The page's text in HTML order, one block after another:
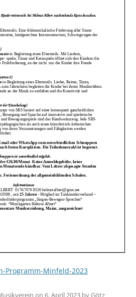
Programm-Minfeld-2023
on 6. April 2023 byGötz